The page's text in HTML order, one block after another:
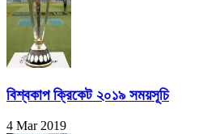
বিশ্বকাপ ক্রিকেট ২০১৯ সময়সূচি
4 Mar 2019